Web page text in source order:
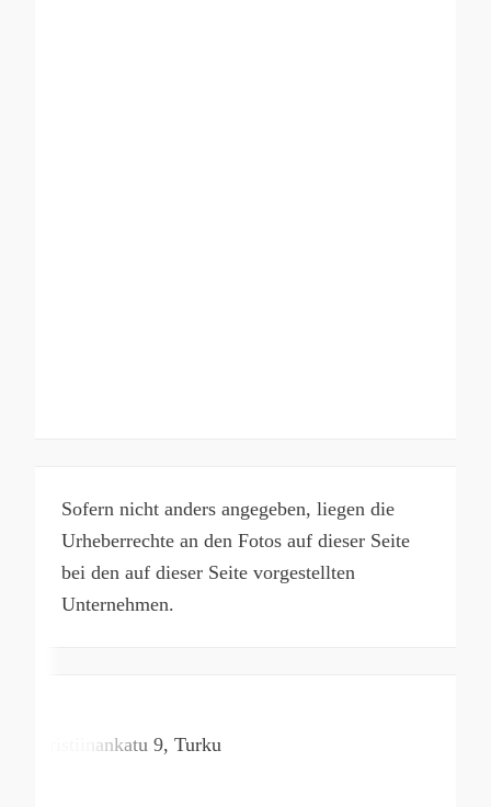
Sofern nicht anders angegeben, liegen die
Urheberrechte an den Fotos auf dieser Seite
bei den auf dieser Seite vorgestellten
Unternehmen.
Kristiinankatu 9 Turku